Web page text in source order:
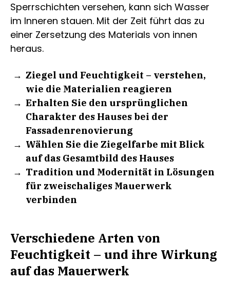
Sperrschichten versehen, kann sich Wasser
im Inneren stauen. Mit der Zeit führt das zu
einer Zersetzung des Materials von innen
heraus.
Ziegel und Feuchtigkeit – verstehen,
wie die Materialien reagieren
Erhalten Sie den ursprünglichen
Charakter des Hauses bei der
Fassadenrenovierung
Wählen Sie die Ziegelfarbe mit Blick
auf das Gesamtbild des Hauses
Tradition und Modernität in Lösungen
für zweischaliges Mauerwerk
verbinden
Verschiedene Arten von
Feuchtigkeit – und ihre Wirkung
auf das Mauerwerk